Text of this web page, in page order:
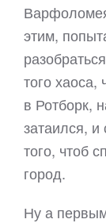
этим,
того хаоса,
в Ротборк,
затаился,
того, чтоб
город.
Ну а